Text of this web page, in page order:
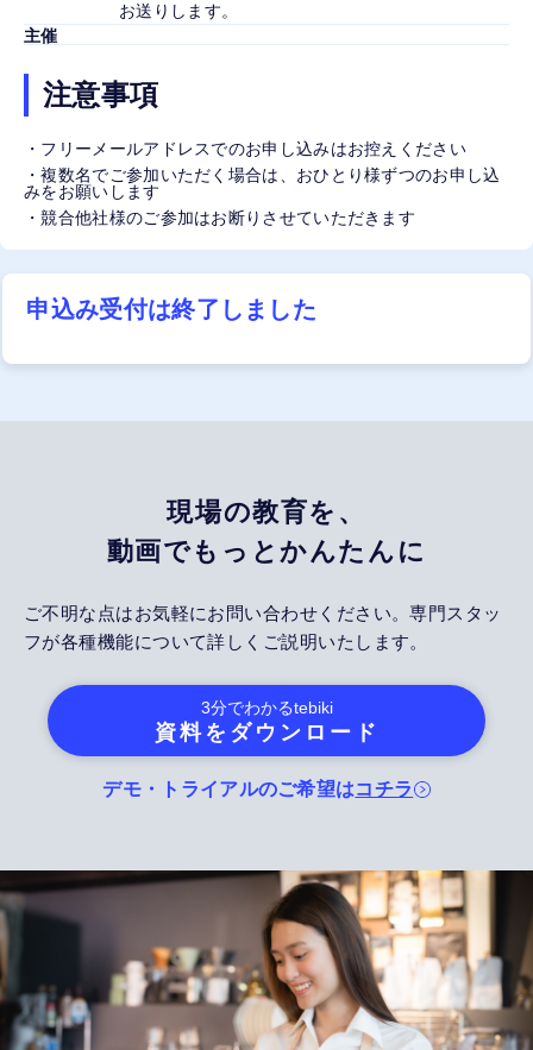
お送りします。
主催
注意事項
・フリーメールアドレスでのお申し込みはお控えください
・複数名でご参加いただく場合は、おひとり様ずつのお申し込
みをお願いします
・競合他社様のご参加はお断りさせていただきます
申込み受付は終了しました
現場の教育を、
動画でもっとかんたんに
ご不明な点はお気軽にお問い合わせください。専門スタッ
フが各種機能について詳しくご説明いたします。
3分でわかるtebiki
資料をダウンロード
デモ・トライアルのご希望はコチラ